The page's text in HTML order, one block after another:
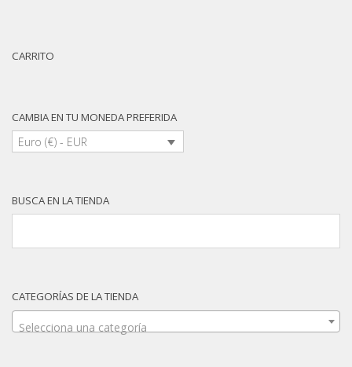
CARRITO
CAMBIA EN TU MONEDA PREFERIDA
Euro (€) - EUR
BUSCA EN LA TIENDA
CATEGORÍAS DE LA TIENDA
Selecciona una categoría